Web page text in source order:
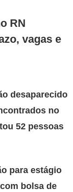
RN
vagas e
desaparecido
no
52 pessoas
para estágio
bolsa de